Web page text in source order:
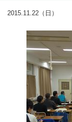
2015.11.22（日）